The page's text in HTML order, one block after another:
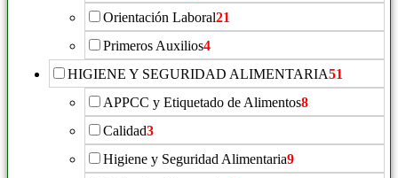
Orientación Laboral21
Primeros Auxilios4
HIGIENE Y SEGURIDAD ALIMENTARIA51
APPCC y Etiquetado de Alimentos8
Calidad3
Higiene y Seguridad Alimentaria9